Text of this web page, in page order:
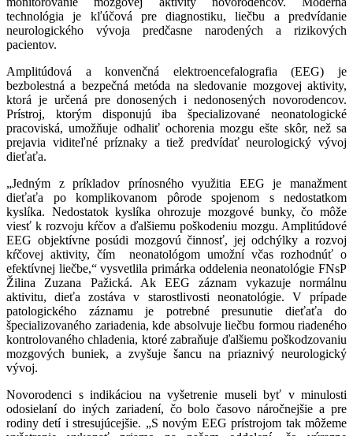
technológia je kľúčová pre diagnostiku, liečbu a predvídanie
neurologického vývoja predčasne narodených a rizikových
pacientov.
Amplitúdová a konvenčná elektroencefalografia (EEG) je
bezbolestná a bezpečná metóda na sledovanie mozgovej aktivity,
ktorá je určená pre donosených i nedonosených novorodencov.
Prístroj, ktorým disponujú iba špecializované neonatologické
pracoviská, umožňuje odhaliť ochorenia mozgu ešte skôr, než sa
prejavia viditeľné príznaky a tiež predvídať neurologický vývoj
dieťaťa.
„Jedným z príkladov prínosného využitia EEG je manažment
dieťaťa po komplikovanom pôrode spojenom s nedostatkom
kyslíka. Nedostatok kyslíka ohrozuje mozgové bunky, čo môže
viesť k rozvoju kŕčov a ďalšiemu poškodeniu mozgu. Amplitúdové
EEG objektívne posúdi mozgovú činnosť, jej odchýlky a rozvoj
kŕčovej aktivity, čím neonatológom umožní včas rozhodnúť o
efektívnej liečbe,“ vysvetlila primárka oddelenia neonatológie FNsP
Žilina Zuzana Pažická. Ak EEG záznam vykazuje normálnu
aktivitu, dieťa zostáva v starostlivosti neonatológie. V prípade
patologického záznamu je potrebné presunutie dieťaťa do
špecializovaného zariadenia, kde absolvuje liečbu formou riadeného
kontrolovaného chladenia, ktoré zabraňuje ďalšiemu poškodzovaniu
mozgových buniek, a zvyšuje šancu na priaznivý neurologický
vývoj.
Novorodenci s indikáciou na vyšetrenie museli byť v minulosti
odosielaní do iných zariadení, čo bolo časovo náročnejšie a pre
rodiny detí i stresujúcejšie. „S novým EEG prístrojom tak môžeme